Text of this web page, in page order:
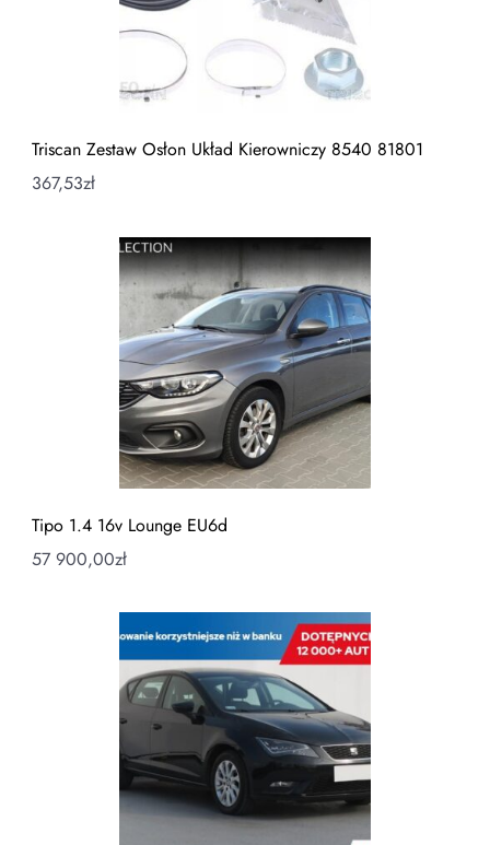
Triscan Zestaw Osłon Układ Kierowniczy 8540 81801
367,53zł
Tipo 1.4 16v Lounge EU6d
57 900,00zł